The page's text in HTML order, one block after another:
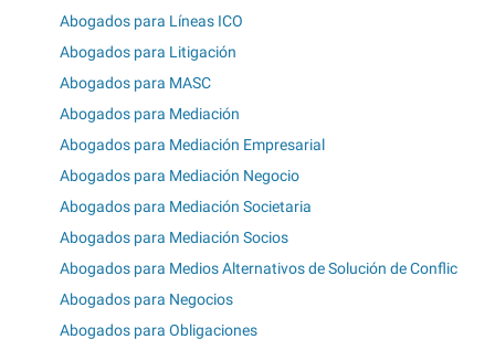
Abogados para Líneas ICO
Abogados para Litigación
Abogados para MASC
Abogados para Mediación
Abogados para Mediación Empresarial
Abogados para Mediación Negocio
Abogados para Mediación Societaria
Abogados para Mediación Socios
Abogados para Medios Alternativos de Solución de Conflic
Abogados para Negocios
Abogados para Obligaciones